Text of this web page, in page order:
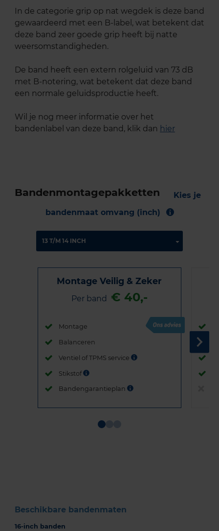
In de categorie grip op nat wegdek is deze band
gewaardeerd met een B-label, wat betekent dat
deze band zeer goede grip heeft bij natte
weersomstandigheden.
De band heeft een extern rolgeluid van 73 dB
met B-notering, wat betekent dat deze band
een normale geluidsproductie heeft.
Wil je nog meer informatie over het
bandenlabel van deze band, klik dan hier
Bandenmontagepakketten
Kies je
bandenmaat omvang (inch)
Montage Veilig & Zeker
Per band € 40,-
Montage
Balanceren
Ventiel of TPMS service
Stikstof
Bandengarantieplan
Beschikbare bandenmaten
16-inch banden